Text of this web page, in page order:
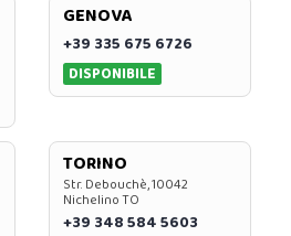
GENOVA
+39 335 675 6726
DISPONIBILE
TORINO
Str. Debouchè, 10042
Nichelino TO
+39 348 584 5603